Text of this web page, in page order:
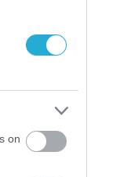
on